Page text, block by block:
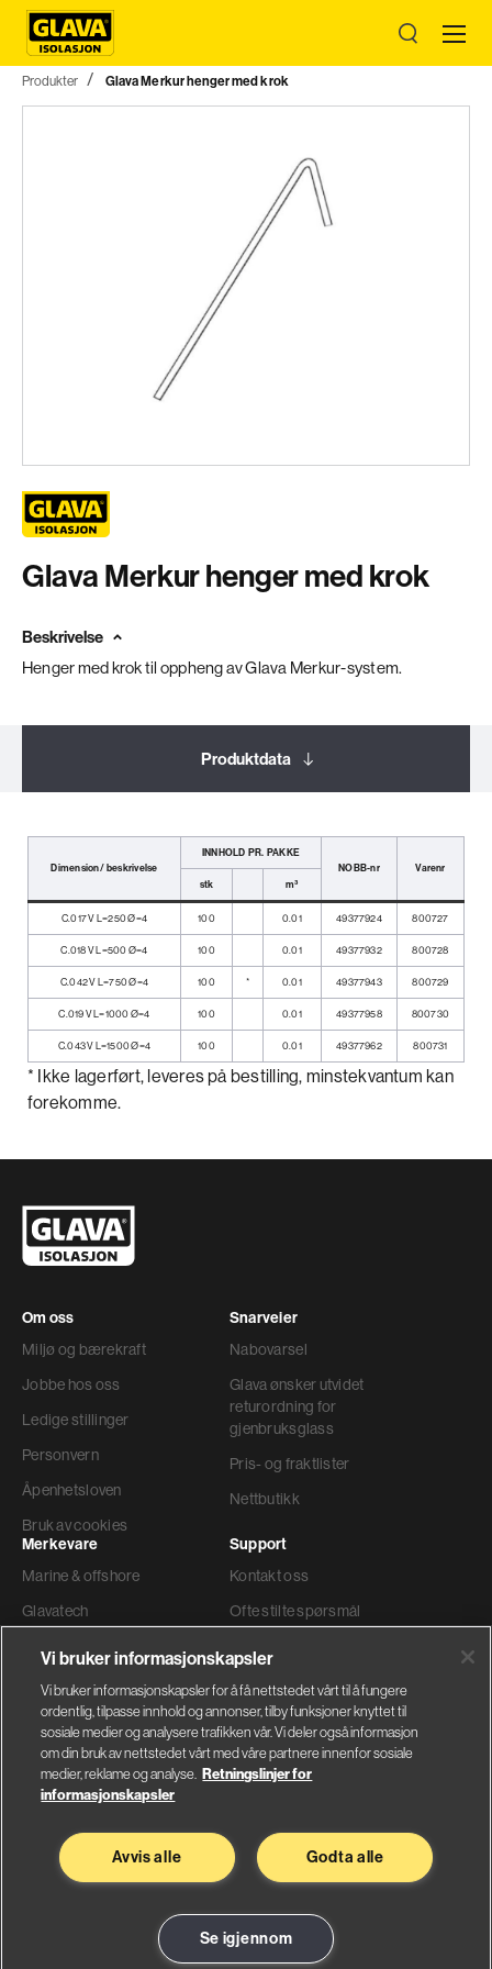
Produkter Glava Merkur henger med krok
Glava Merkur henger med krok
Beskrivelse
Henger med krok til oppheng av Glava Merkur-system.
Produktdata
Relaterte produkter
Dimension/ beskrivelse
INNHOLD PR. PAKKE
NOBB-nr
Varenr
stk
m³
C.017 V L=250 Ø=4 100 0.01 49377924 800727
C.018 V L=500 Ø=4 100 0.01 49377932 800728
C.042 V L=750 Ø=4 100 * 0.01 49377943 800729
C.019 V L=1000 Ø=4 100 0.01 49377958 800730
C.043 V L=1500 Ø=4 100 0.01 49377962 800731
* Ikke lagerført, leveres på bestilling, minstekvantum kan
forekomme.
Om oss
Miljø og bærekraft
Jobbe hos oss
Ledige stillinger
Personvern
Åpenhetsloven
Bruk av cookies
Snarveier
Nabovarsel
Glava ønsker utvidet
returordning for
gjenbruksglass
Pris- og fraktlister
Nettbutikk
Merkevare
Marine & offshore
Glavatech
Weber
Support
Kontakt oss
Ofte stilte spørsmål
Ordre og levering
Faktura adresse
Glava AS
Nybråtveien 2
Saint-Gobain Byggevarer
Sandstuveien 68
Se på kart
Vi bruker informasjonskapsler
Vi bruker informasjonskapsler for å få nettstedet vårt til å fungere
ordentlig, tilpasse innhold og annonser, tilby funksjoner knyttet til
sosiale medier og analysere trafikken vår. Vi deler også informasjon
om din bruk av nettstedet vårt med våre partnere innenfor sosiale
medier, reklame og analyse. Retningslinjer for
informasjonskapsler
Godta alle
Avvis alle
Se igjennom